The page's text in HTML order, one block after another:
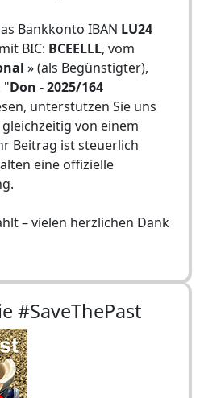
Bankkonto IBAN LU24
BIC: BCEELLL, vom
» (als Begünstigter),
"Don - 2025/164
unterstützen Sie uns
von einem
Beitrag ist steuerlich
eine offizielle
– vielen herzlichen Dank
#SaveThePast